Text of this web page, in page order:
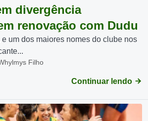
divergência
renovação com Dudu
e um dos maiores nomes do clube nos
Filho
Continuar lendo